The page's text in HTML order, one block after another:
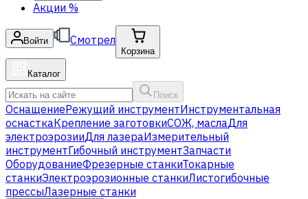
Акции %
Войти Смотрел
Корзина
Каталог
Поиск
ОснащениеРежущий инструментИнструментальная
оснасткаКрепление заготовкиСОЖ, маслаДля
электроэрозииДля лазераИзмерительный
инструментГибочный инструментЗапчасти
ОборудованиеФрезерные станкиТокарные
станкиЭлектроэрозионные станкиЛистогибочные
прессыЛазерные станки